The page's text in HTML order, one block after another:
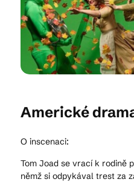
Kam vyrazit
© 2026
Americké
O inscenaci:
Tom Joad se vrací k rodině
němž si odpykával trest za